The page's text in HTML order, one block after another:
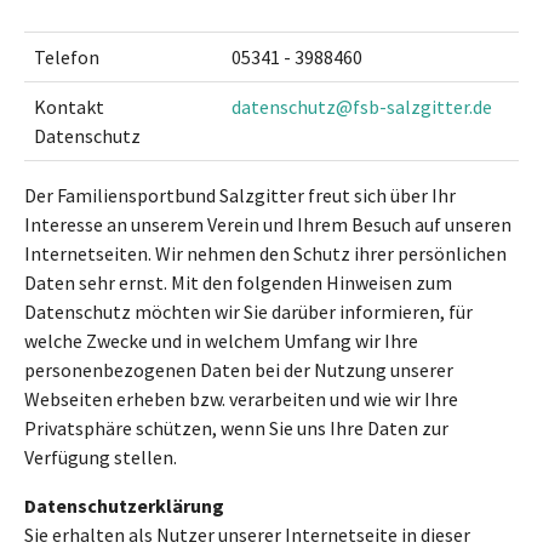
Telefon 05341 - 3988460
Kontakt
Datenschutz
datenschutz@fsb-salzgitter.de
Der Familiensportbund Salzgitter freut sich über Ihr
Interesse an unserem Verein und Ihrem Besuch auf unseren
Internetseiten. Wir nehmen den Schutz ihrer persönlichen
Daten sehr ernst. Mit den folgenden Hinweisen zum
Datenschutz möchten wir Sie darüber informieren, für
welche Zwecke und in welchem Umfang wir Ihre
personenbezogenen Daten bei der Nutzung unserer
Webseiten erheben bzw. verarbeiten und wie wir Ihre
Privatsphäre schützen, wenn Sie uns Ihre Daten zur
Verfügung stellen.
Datenschutzerklärung
Sie erhalten als Nutzer unserer Internetseite in dieser